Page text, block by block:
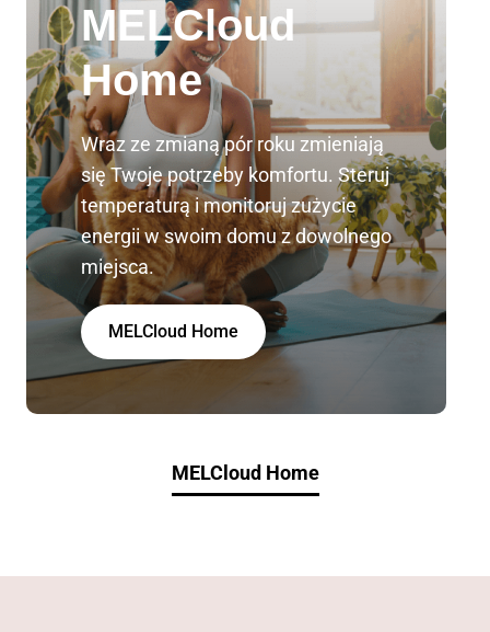
MELCloud
Home
Wraz ze zmianą pór roku zmieniają
się Twoje potrzeby komfortu. Steruj
temperaturą i monitoruj zużycie
energii w swoim domu z dowolnego
miejsca.
MELCloud Home
MELCloud Home